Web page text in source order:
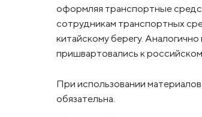
оформляя транспортные
сотрудникам транспортных
китайскому берегу.
пришвартовались к
При использовании
обязательна.